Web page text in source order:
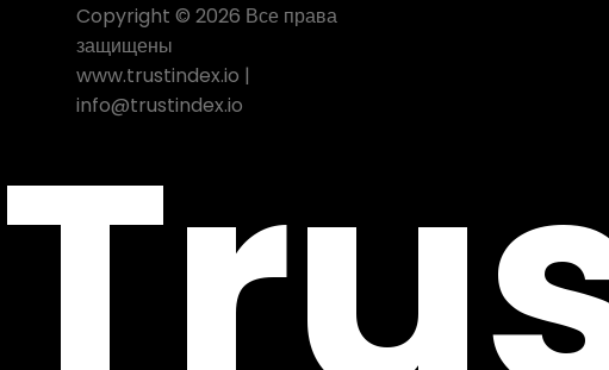
Copyright © 2026 Все права
защищены
www.trustindex.io |
info@trustindex.io